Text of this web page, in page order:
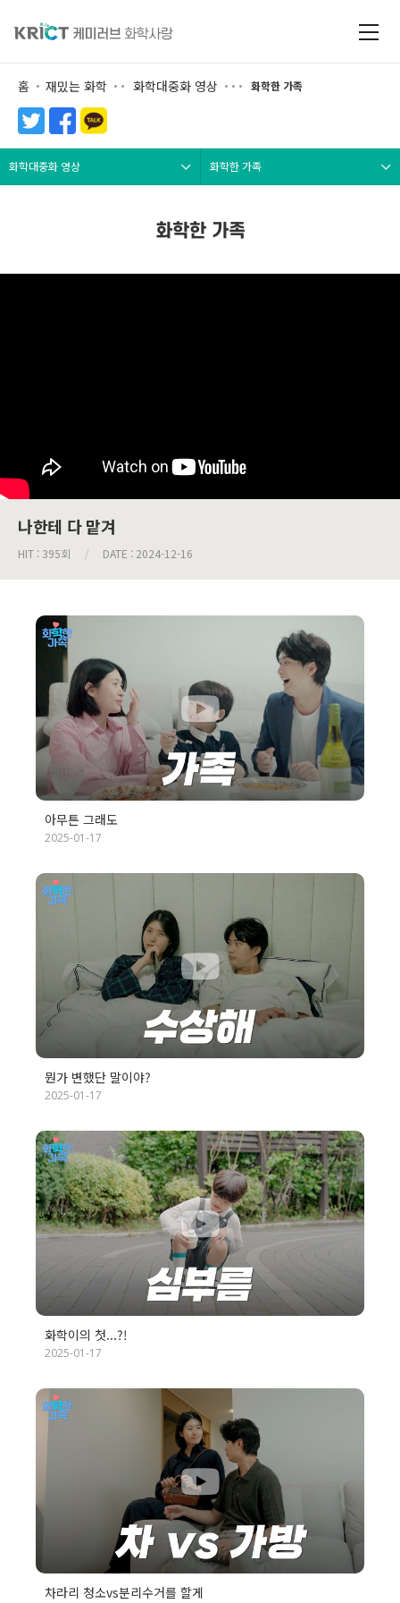
홈 재밌는 화학 화학대중화 영상 화학한 가족
화학대중화 영상 화학한 가족
화학한 가족
나한테 다 맡겨
HIT : 395회 / DATE : 2024-12-16
아무튼 그래도
2025-01-17
뭔가 변했단 말이야?
2025-01-17
화학이의 첫...?!
2025-01-17
차라리 청소vs분리수거를 할게